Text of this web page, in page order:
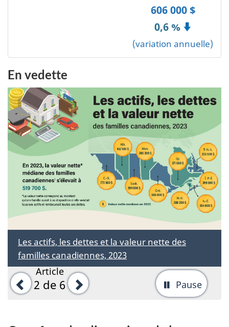
606 000 $
0,6 %
(variation annuelle)
En vedette
Précédent
Article
2 de 6 Suivant Pause
Les actifs, les dettes et la valeur nette des
familles canadiennes, 2023